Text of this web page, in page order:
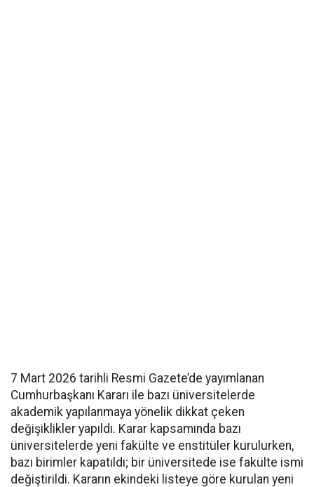
7 Mart 2026 tarihli Resmi Gazete’de yayımlanan
Cumhurbaşkanı Kararı ile bazı üniversitelerde
akademik yapılanmaya yönelik dikkat çeken
değişiklikler yapıldı. Karar kapsamında bazı
üniversitelerde yeni fakülte ve enstitüler kurulurken,
bazı birimler kapatıldı; bir üniversitede ise fakülte ismi
değiştirildi. Kararın ekindeki listeye göre kurulan yeni